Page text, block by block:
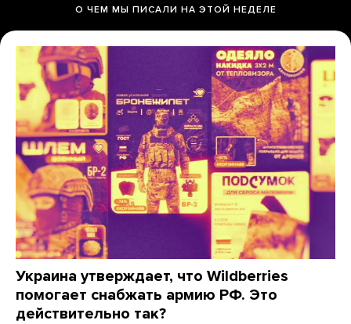
О ЧЕМ МЫ ПИСАЛИ НА ЭТОЙ НЕДЕЛЕ
Украина утверждает, что Wildberries
помогает снабжать армию РФ. Это
действительно так?